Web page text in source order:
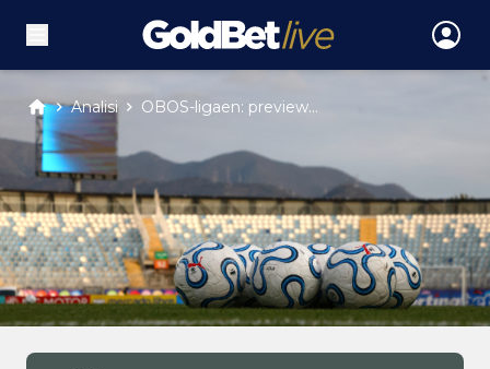
Analisi OBOS-ligaen: preview...